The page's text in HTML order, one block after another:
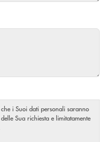
i Suoi dati personali saranno
Sua richiesta e limitatamente